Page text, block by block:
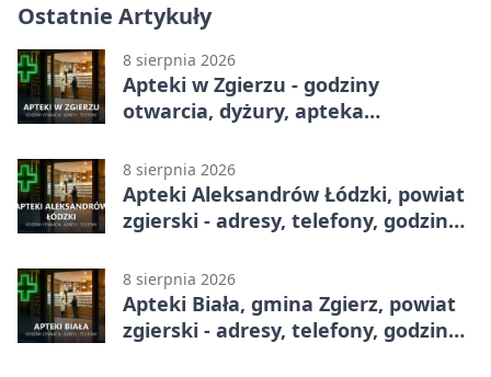
Ostatnie Artykuły
8 sierpnia 2026
Apteki w Zgierzu - godziny
otwarcia, dyżury, apteka
8 sierpnia 2026
Apteki Aleksandrów Łódzki, powiat
zgierski - adresy, telefony, godziny
8 sierpnia 2026
Apteki Biała, gmina Zgierz, powiat
zgierski - adresy, telefony, godziny